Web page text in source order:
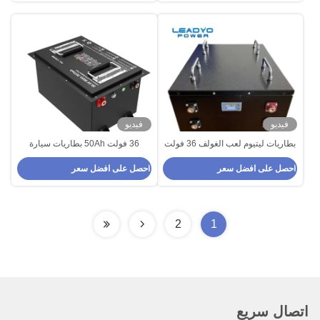
فيديو
بطاريات ليتيوم لعب الغولف 36 فولت
60 أيه إيه 100 أيه LFP LiFePO4
احصل على افضل سعر
فيديو
36 فولت 50Ah بطاريات سيارة
الغولف LFP بطاريات LiFePO4
بطاريات حزمة تصميم مضغوط كفاءة
عالية
احصل على افضل سعر
1
2
اتصال سريع